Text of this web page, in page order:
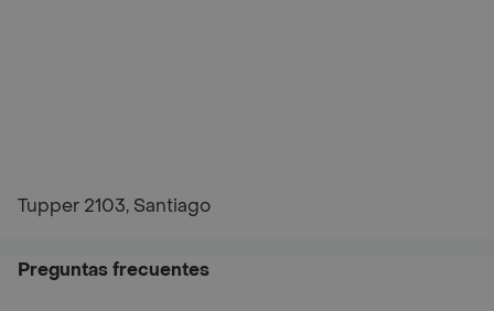
Tupper 2103, Santiago
Preguntas frecuentes